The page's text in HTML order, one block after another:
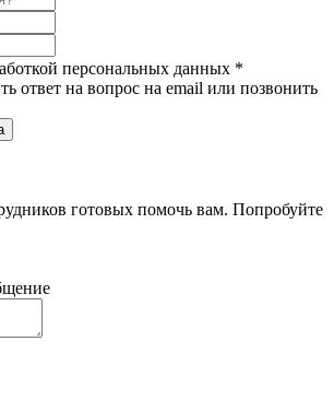
персональных данных *
ответ на вопрос на email или позвонить
готовых помочь вам. Попробуйте